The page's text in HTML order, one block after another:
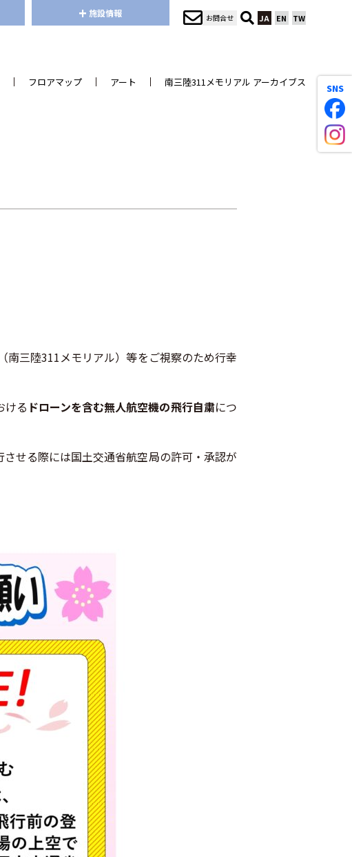
SNS
+ 施設情報 お問合せ JA EN TW
フロアマップ アート 南三陸311メモリアル アーカイブス
（南三陸311メモリアル）等をご視察のため行幸
ける ドローンを含む無人航空機の飛行自粛につ
せる際には国土交通省航空局の許可・承認が